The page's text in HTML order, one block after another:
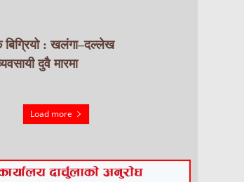
: खलंगा–दल्लेख
दुवै मारमा
Load more